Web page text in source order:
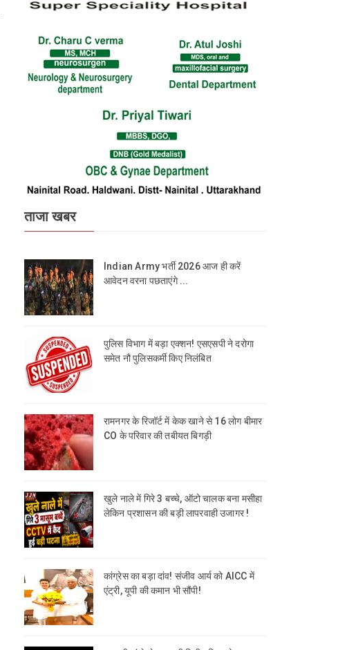
ताजा खबर
Indian Army भर्ती 2026 आज ही करें
आवेदन वरना पछताएंगे ...
पुलिस विभाग में बड़ा एक्शन! एसएसपी ने दरोगा
समेत नौ पुलिसकर्मी किए निलंबित
रामनगर के रिजॉर्ट में केक खाने से 16 लोग बीमार
CO के परिवार की तबीयत बिगड़ी
खुले नाले में गिरे 3 बच्चे, ऑटो चालक बना मसीहा
लेकिन प्रशासन की बड़ी लापरवाही उजागर !
कांग्रेस का बड़ा दांव! संजीव आर्य को AICC में
एंट्री, यूपी की कमान भी सौंपी!